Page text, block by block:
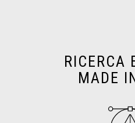
RICERCA
MADE